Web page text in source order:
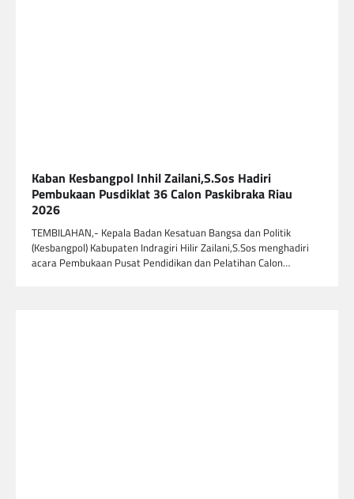
Kaban Kesbangpol Inhil Zailani,S.Sos Hadiri
Pembukaan Pusdiklat 36 Calon Paskibraka Riau
2026
TEMBILAHAN,- Kepala Badan Kesatuan Bangsa dan Politik
(Kesbangpol) Kabupaten Indragiri Hilir Zailani,S.Sos menghadiri
acara Pembukaan Pusat Pendidikan dan Pelatihan Calon…